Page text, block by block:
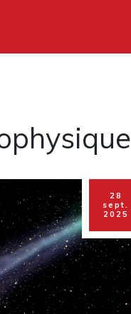
28
sept.
2025